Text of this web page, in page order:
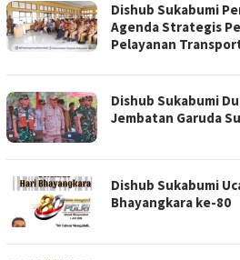
Dishub Sukabumi
Agenda Strategis
Pelayanan
Dishub Sukabumi
Jembatan Garuda
Dishub Sukabumi
Bhayangkara ke-80